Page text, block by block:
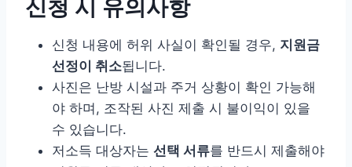
신청 시 유의사항
신청 내용에 허위 사실이 확인될 경우, 지원금
선정이 취소됩니다.
사진은 난방 시설과 주거 상황이 확인 가능해
야 하며, 조작된 사진 제출 시 불이익이 있을
수 있습니다.
저소득 대상자는 선택 서류를 반드시 제출해야